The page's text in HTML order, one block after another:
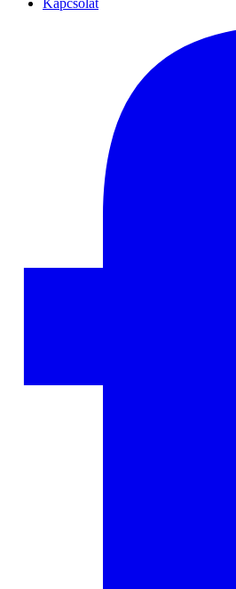
Kapcsolat